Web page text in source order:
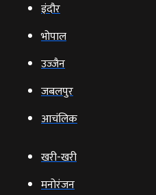
इंदौर
भोपाल
उज्‍जैन
जबलपुर
आचंलिक
खरी-खरी
मनोरंजन